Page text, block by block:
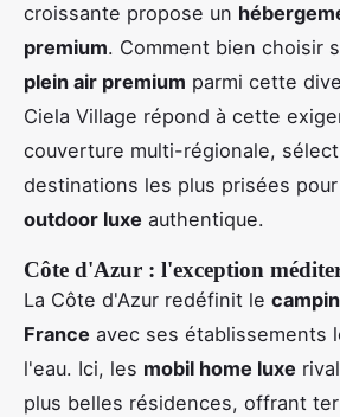
croissante propose un
premium. Comment bien choisir
plein air premium parmi cette
Ciela Village répond à cette
couverture multi-régionale,
destinations les plus prisées pour
outdoor luxe authentique.
Côte d'Azur : l'exception
La Côte d'Azur redéfinit le
France avec ses établissements
l'eau. Ici, les mobil home luxe
plus belles résidences, offrant